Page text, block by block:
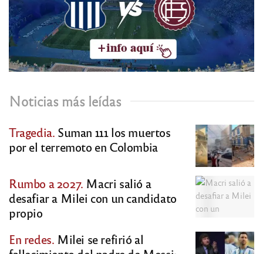
Noticias más leídas
Tragedia. Suman 111 los muertos
por el terremoto en Colombia
Rumbo a 2027. Macri salió a
desafiar a Milei con un candidato
propio
En redes. Milei se refirió al